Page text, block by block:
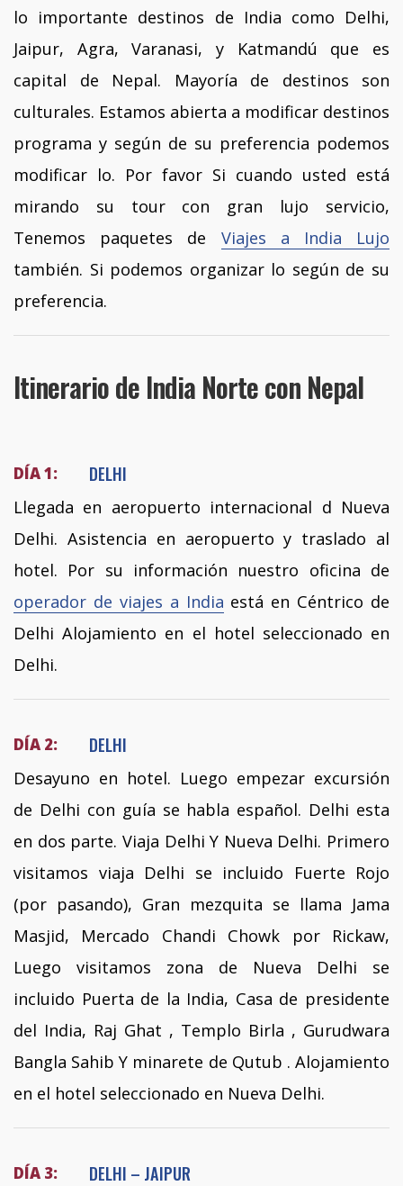
lo importante destinos de India como Delhi,
Jaipur, Agra, Varanasi, y Katmandú que es
capital de Nepal. Mayoría de destinos son
culturales. Estamos abierta a modificar destinos
programa y según de su preferencia podemos
modificar lo. Por favor Si cuando usted está
mirando su tour con gran lujo servicio,
Tenemos paquetes de Viajes a India Lujo
también. Si podemos organizar lo según de su
preferencia.
Itinerario de India Norte con Nepal
DÍA 1: DELHI
Llegada en aeropuerto internacional d Nueva
Delhi. Asistencia en aeropuerto y traslado al
hotel. Por su información nuestro oficina de
operador de viajes a India está en Céntrico de
Delhi Alojamiento en el hotel seleccionado en
Delhi.
DÍA 2: DELHI
Desayuno en hotel. Luego empezar excursión
de Delhi con guía se habla español. Delhi esta
en dos parte. Viaja Delhi Y Nueva Delhi. Primero
visitamos viaja Delhi se incluido Fuerte Rojo
(por pasando), Gran mezquita se llama Jama
Masjid, Mercado Chandi Chowk por Rickaw,
Luego visitamos zona de Nueva Delhi se
incluido Puerta de la India, Casa de presidente
del India, Raj Ghat , Templo Birla , Gurudwara
Bangla Sahib Y minarete de Qutub . Alojamiento
en el hotel seleccionado en Nueva Delhi.
DÍA 3: DELHI – JAIPUR